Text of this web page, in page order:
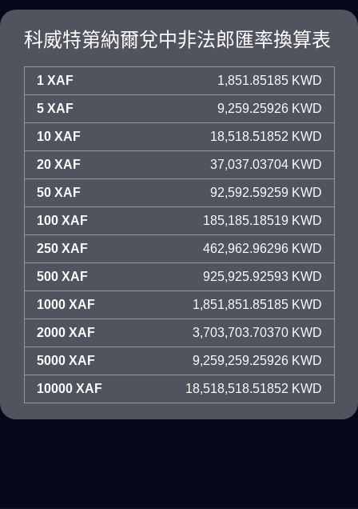
科威特第納爾兌中非法郎匯率換算表
1 XAF 1,851.85185 KWD
5 XAF 9,259.25926 KWD
10 XAF 18,518.51852 KWD
20 XAF 37,037.03704 KWD
50 XAF 92,592.59259 KWD
100 XAF 185,185.18519 KWD
250 XAF 462,962.96296 KWD
500 XAF 925,925.92593 KWD
1000 XAF 1,851,851.85185 KWD
2000 XAF 3,703,703.70370 KWD
5000 XAF 9,259,259.25926 KWD
10000 XAF 18,518,518.51852 KWD